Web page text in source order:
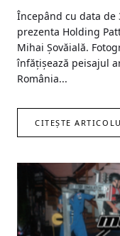
Începând cu data de
prezenta Holding
Mihai Șovăială.
înfățișează peisajul
România...
CITEȘTE